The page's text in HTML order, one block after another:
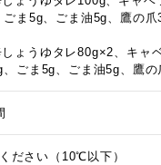
ま5g、ごま油5g、鷹の爪
ょうゆタレ80g×2、キャ
ごま5g、ごま油5g、鷹の
ださい（10℃以下）